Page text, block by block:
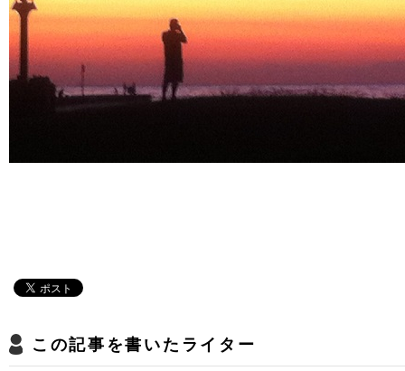
この記事を書いたライター